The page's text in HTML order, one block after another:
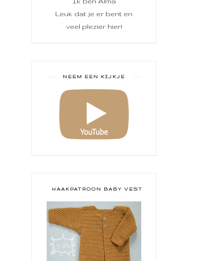
Leuk dat je er bent en
veel plezier hier!
NEEM EEN KIJKJE
HAAKPATROON BABY VESTJE